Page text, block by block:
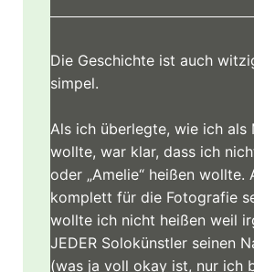
Die Geschichte ist auch
simpel.
Als ich überlegte, wie ich als
wollte, war klar, dass ich
oder „Amelie“ heißen wollte.
komplett für die Fotografie
wollte ich nicht heißen weil
JEDER Solokünstler seinen
(was ja voll okay ist, nur ich